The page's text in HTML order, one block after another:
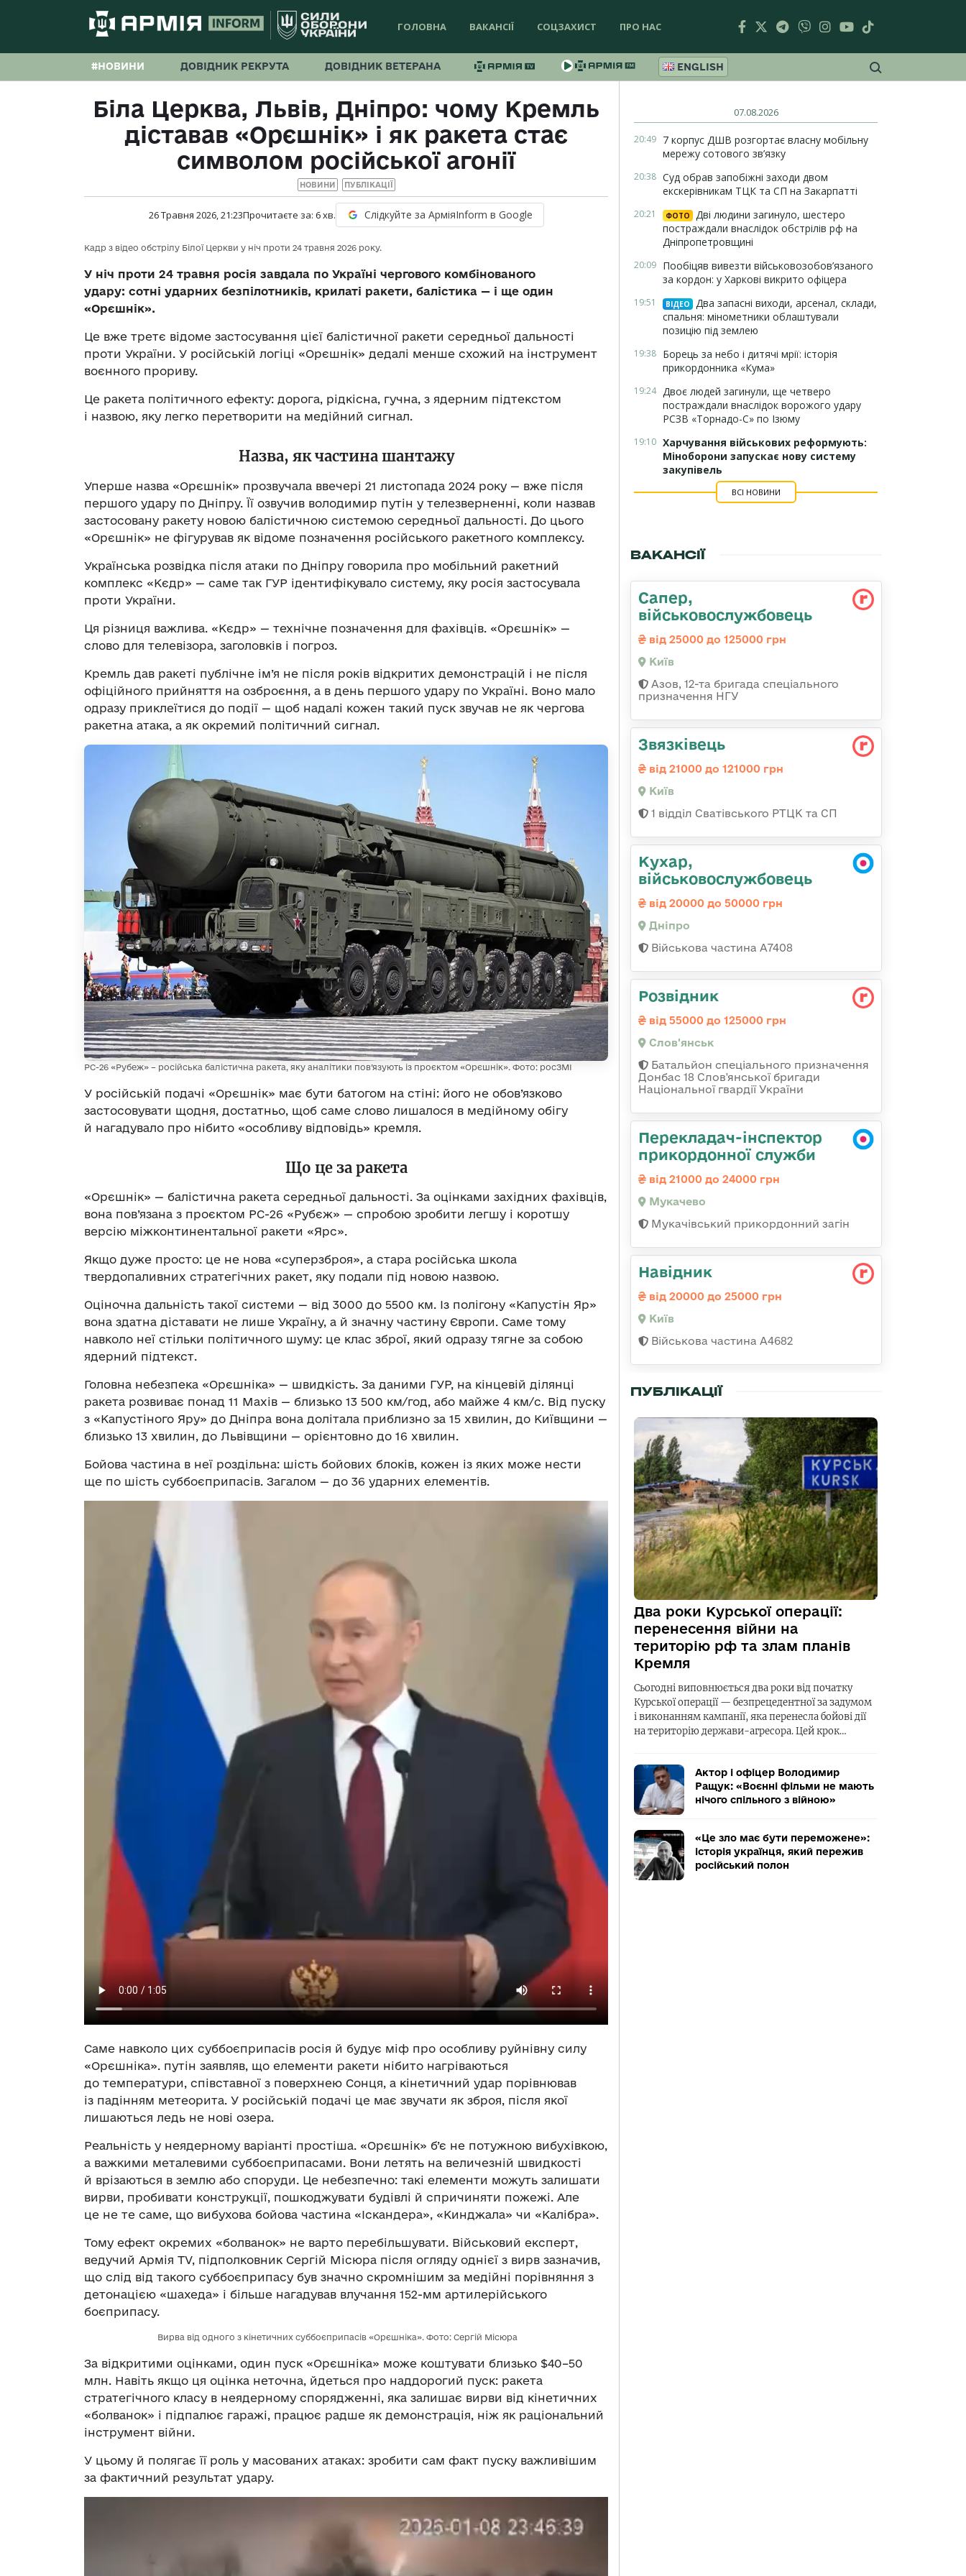
ГОЛОВНА ВАКАНСІЇ СОЦЗАХИСТ ПРО НАС
#НОВИНИ ДОВІДНИК РЕКРУТА ДОВІДНИК ВЕТЕРАНА ENGLISH
Біла Церква, Львів, Дніпро: чому Кремль
діставав «Орєшнік» і як ракета стає
символом російської агонії
НОВИНИ ПУБЛІКАЦІЇ
26 Травня 2026, 21:23Прочитаєте за: 6хв. Слідкуйте за АрміяInform в Google
Кадр з відео обстрілу Білої Церкви у ніч проти 24 травня 2026 року.
У ніч проти 24 травня росія завдала по Україні чергового комбінованого
удару: сотні ударних безпілотників, крилаті ракети, балістика — і ще один
«Орєшнік».
Це вже третє відоме застосування цієї балістичної ракети середньої дальності
проти України. У російській логіці «Орєшнік» дедалі менше схожий на інструмент
воєнного прориву.
Це ракета політичного ефекту: дорога, рідкісна, гучна, з ядерним підтекстом
і назвою, яку легко перетворити на медійний сигнал.
Назва, як частина шантажу
Уперше назва «Орєшнік» прозвучала ввечері 21 листопада 2024 року — вже після
першого удару по Дніпру. Її озвучив володимир путін у телезверненні, коли назвав
застосовану ракету новою балістичною системою середньої дальності. До цього
«Орєшнік» не фігурував як відоме позначення російського ракетного комплексу.
Українська розвідка після атаки по Дніпру говорила про мобільний ракетний
комплекс «Кєдр» — саме так ГУР ідентифікувало систему, яку росія застосувала
проти України.
Ця різниця важлива. «Кєдр» — технічне позначення для фахівців. «Орєшнік» —
слово для телевізора, заголовків і погроз.
Кремль дав ракеті публічне ім’я не після років відкритих демонстрацій і не після
офіційного прийняття на озброєння, а в день першого удару по Україні. Воно мало
одразу приклеїтися до події — щоб надалі кожен такий пуск звучав не як чергова
ракетна атака, а як окремий політичний сигнал.
РС-26 «Рубеж» – російська балістична ракета, яку аналітики пов’язують із проєктом «Орєшнік». Фото: росЗМІ
У російській подачі «Орєшнік» має бути батогом на стіні: його не обов’язково
застосовувати щодня, достатньо, щоб саме слово лишалося в медійному обігу
й нагадувало про нібито «особливу відповідь» кремля.
Що це за ракета
«Орєшнік» — балістична ракета середньої дальності. За оцінками західних фахівців,
вона пов’язана з проєктом РС-26 «Рубєж» — спробою зробити легшу і коротшу
версію міжконтинентальної ракети «Ярс».
Якщо дуже просто: це не нова «суперзброя», а стара російська школа
твердопаливних стратегічних ракет, яку подали під новою назвою.
Оціночна дальність такої системи — від 3000 до 5500 км. Із полігону «Капустін Яр»
вона здатна діставати не лише Україну, а й значну частину Європи. Саме тому
навколо неї стільки політичного шуму: це клас зброї, який одразу тягне за собою
ядерний підтекст.
Головна небезпека «Орєшніка» — швидкість. За даними ГУР, на кінцевій ділянці
ракета розвиває понад 11 Махів — близько 13 500 км/год, або майже 4 км/с. Від пуску
з «Капустіного Яру» до Дніпра вона долітала приблизно за 15 хвилин, до Київщини —
близько 13 хвилин, до Львівщини — орієнтовно до 16 хвилин.
Бойова частина в неї роздільна: шість бойових блоків, кожен із яких може нести
ще по шість суббоєприпасів. Загалом — до 36 ударних елементів.
Саме навколо цих суббоєприпасів росія й будує міф про особливу руйнівну силу
«Орєшніка». путін заявляв, що елементи ракети нібито нагріваються
до температури, співставної з поверхнею Сонця, а кінетичний удар порівнював
із падінням метеорита. У російській подачі це має звучати як зброя, після якої
лишаються ледь не нові озера.
Реальність у неядерному варіанті простіша. «Орєшнік» б’є не потужною вибухівкою,
а важкими металевими суббоєприпасами. Вони летять на величезній швидкості
й врізаються в землю або споруди. Це небезпечно: такі елементи можуть залишати
вирви, пробивати конструкції, пошкоджувати будівлі й спричиняти пожежі. Але
це не те саме, що вибухова бойова частина «Іскандера», «Кинджала» чи «Калібра».
Тому ефект окремих «болванок» не варто перебільшувати. Військовий експерт,
ведучий Армія TV, підполковник Сергій Місюра після огляду однієї з вирв зазначив,
що слід від такого суббоєприпасу був значно скромнішим за медійні порівняння з
детонацією «шахеда» і більше нагадував влучання 152-мм артилерійського
боєприпасу.
Вирва від одного з кінетичних суббоєприпасів «Орєшніка». Фото: Сергій Місюра
За відкритими оцінками, один пуск «Орєшніка» може коштувати близько $40–50
млн. Навіть якщо ця оцінка неточна, йдеться про наддорогий пуск: ракета
стратегічного класу в неядерному спорядженні, яка залишає вирви від кінетичних
«болванок» і підпалює гаражі, працює радше як демонстрація, ніж як раціональний
інструмент війни.
У цьому й полягає її роль у масованих атаках: зробити сам факт пуску важливішим
за фактичний результат удару.
07.08.2026
20:49 7 корпус ДШВ розгортає власну мобільну
мережу сотового зв’язку
20:38 Суд обрав запобіжні заходи двом
екскерівникам ТЦК та СП на Закарпатті
20:21 ФОТО
Дві людини загинуло, шестеро
постраждали внаслідок обстрілів рф на
Дніпропетровщині
20:09 Пообіцяв вивезти військовозобов’язаного
за кордон: у Харкові викрито офіцера
19:51 ВІДЕО
Два запасні виходи, арсенал, склади,
спальня: мінометники облаштували
позицію під землею
19:38 Борець за небо і дитячі мрії: історія
прикордонника «Кума»
19:24 Двоє людей загинули, ще четверо
постраждали внаслідок ворожого удару
РСЗВ «Торнадо-С» по Ізюму
19:10 Харчування військових реформують:
Міноборони запускає нову систему
закупівель
ВСІ НОВИНИ
ВАКАНСІЇ
Сапер,
військовослужбовець
від 25000 до 125000 грн
Київ
Азов, 12-та бригада спеціального
призначення НГУ
Звязківець
від 21000 до 121000 грн
Київ
1 відділ Сватівського РТЦК та СП
Кухар,
військовослужбовець
від 20000 до 50000 грн
Дніпро
Військова частина А7408
Розвідник
від 55000 до 125000 грн
Слов'янськ
Батальйон спеціального призначення
Донбас 18 Слов'янської бригади
Національної гвардії України
Перекладач-інспектор
прикордонної служби
від 21000 до 24000 грн
Мукачево
Мукачівський прикордонний загін
Навідник
від 20000 до 25000 грн
Київ
Військова частина А4682
ПУБЛІКАЦІЇ
Два роки Курської операції:
перенесення війни на
територію рф та злам планів
Кремля
Сьогодні виповнюється два роки від початку
Курської операції — безпрецедентної за задумом
і виконанням кампанії, яка перенесла бойові дії
на територію держави-агресора. Цей крок…
Актор і офіцер Володимир
Ращук: «Воєнні фільми не мають
нічого спільного з війною»
«Це зло має бути переможене»:
історія українця, який пережив
російський полон